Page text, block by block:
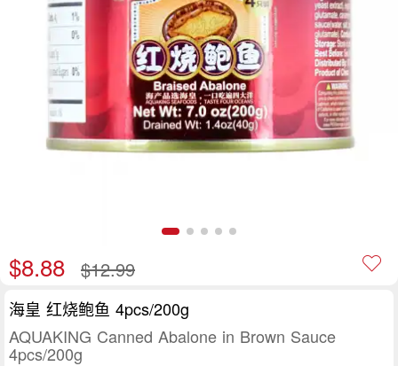
$8.88 $12.99
海皇 红烧鲍鱼 4pcs/200g
AQUAKING Canned Abalone in Brown Sauce
4pcs/200g